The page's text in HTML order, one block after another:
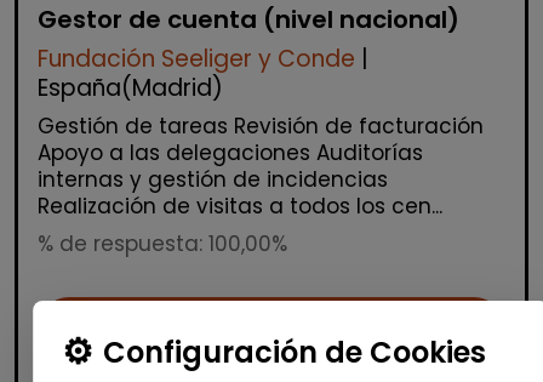
Gestor de cuenta (nivel nacional)
Fundación Seeliger y Conde |
España(Madrid)
Gestión de tareas Revisión de facturación
Apoyo a las delegaciones Auditorías
internas y gestión de incidencias
Realización de visitas a todos los cen...
% de respuesta: 100,00%
Me interesa
Configuración de Cookies